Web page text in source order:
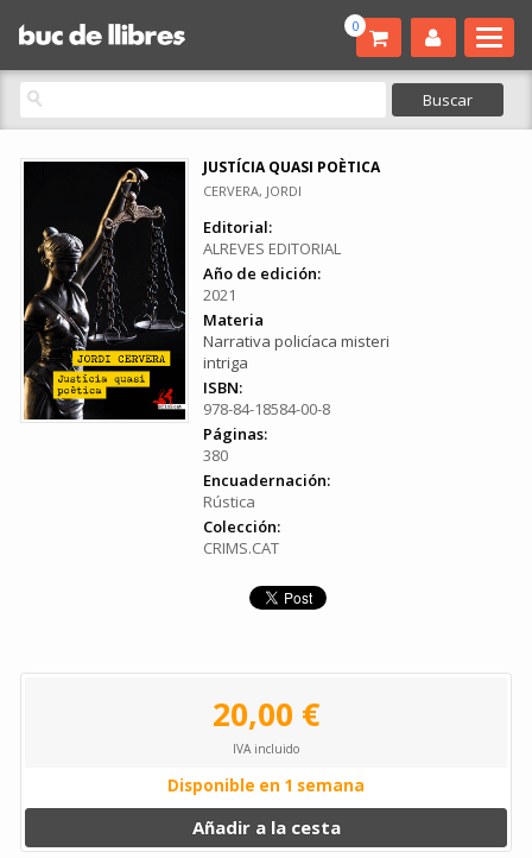
0
JUSTÍCIA QUASI POÈTICA
CERVERA, JORDI
Editorial:
ALREVES EDITORIAL
Año de edición:
2021
Materia
Narrativa policíaca misteri
intriga
ISBN:
978-84-18584-00-8
Páginas:
380
Encuadernación:
Rústica
Colección:
CRIMS.CAT
20,00 €
IVA incluido
Disponible en 1 semana
Añadir a la cesta